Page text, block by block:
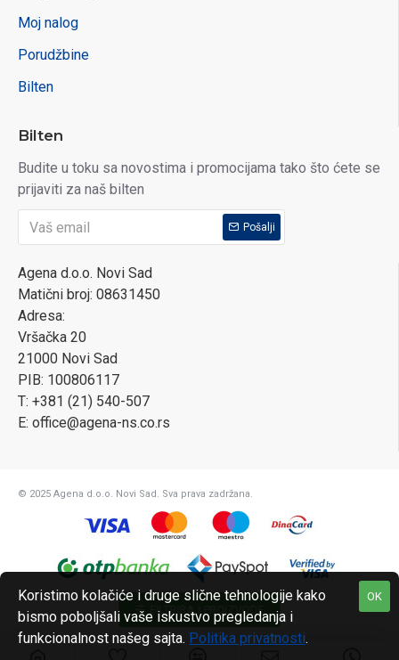
Moj nalog
Porudžbine
Bilten
Bilten
Budite u toku sa novostima i promocijama tako što ćete se
prijaviti za naš bilten
Pošalji
Agena d.o.o. Novi Sad
Matični broj: 08631450
Adresa:
Vršačka 20
21000 Novi Sad
PIB: 100806117
T: +381 (21) 540-507
E: office@agena-ns.co.rs
© 2025 Agena d.o.o. Novi Sad. Sva prava zadržana.
OK
Koristimo kolačiće i druge slične tehnologije kako
bismo poboljšali vaše iskustvo pregledanja i
funkcionalnost našeg sajta. Politika privatnosti.
FILTRIRAJ PROIZVODE